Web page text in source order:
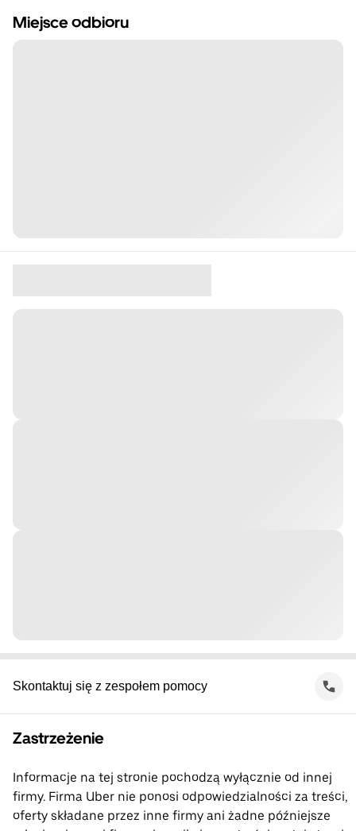
Miejsce odbioru
Skontaktuj się z zespołem pomocy
Zastrzeżenie
Informacje na tej stronie pochodzą wyłącznie od innej
firmy. Firma Uber nie ponosi odpowiedzialności za treści,
oferty składane przez inne firmy ani żadne późniejsze